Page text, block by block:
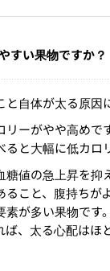
すい果物ですか？
自体が太る原因
リーがやや高めで
と大幅に低カロ
糖値の急上昇を抑
ること、腹持ちが
素が多い果物です
ば、太る心配はほ